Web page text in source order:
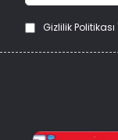
Gizlilik Politikası